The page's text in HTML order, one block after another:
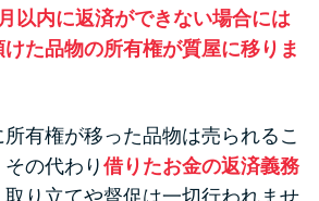
以内に返済ができない場合には
た品物の所有権が質屋に移りま
有権が移った品物は売られるこ
の代わり 借りたお金の返済義務
取り立てや督促は一切行われませ